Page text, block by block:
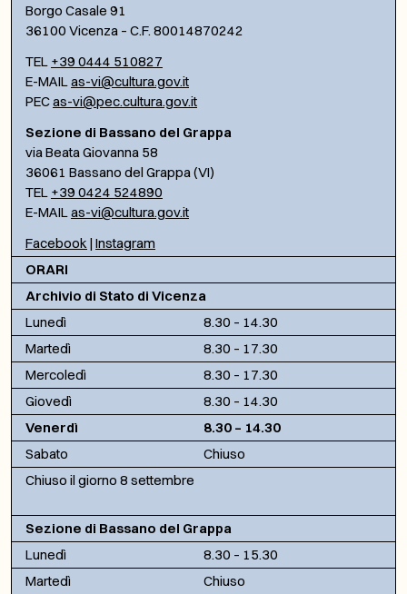
Borgo Casale 91
36100 Vicenza – C.F. 80014870242
TEL +39 0444 510827
E-MAILas-vi@cultura.gov.it
PECas-vi@pec.cultura.gov.it
Sezione di Bassano del Grappa
via Beata Giovanna 58
36061 Bassano del Grappa (VI)
TEL +39 0424 524890
E-MAILas-vi@cultura.gov.it
Facebook | Instagram
ORARI
Archivio di Stato di Vicenza
Lunedì
8.30 – 14.30
Martedì
8.30 – 17.30
Mercoledì
8.30 – 17.30
Giovedì
8.30 – 14.30
Venerdì
8.30 – 14.30
Sabato
Chiuso
Chiuso il giorno 8 settembre
Sezione di Bassano del Grappa
Lunedì
8.30 – 15.30
Martedì
Chiuso